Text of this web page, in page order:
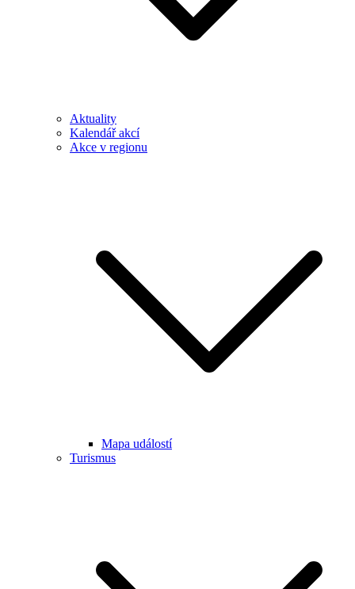
Aktuality
Kalendář akcí
Akce v regionu
Mapa událostí
Turismus